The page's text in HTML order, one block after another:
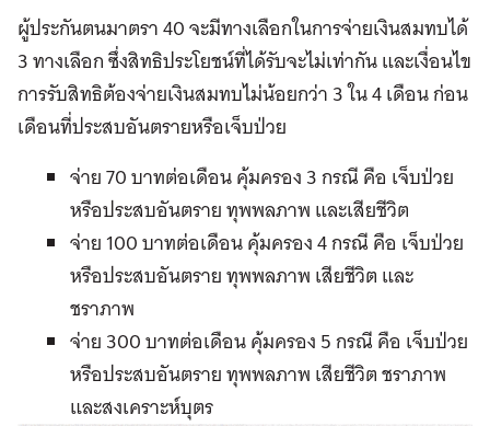
ผู้ประกันตนมาตรา 40 จะมีทางเลือกในการจ่ายเงินสมทบได้
3 ทางเลือก ซึ่งสิทธิประโยชน์ที่ได้รับจะไม่เท่ากัน และเงื่อนไข
การรับสิทธิต้องจ่ายเงินสมทบไม่น้อยกว่า 3 ใน 4 เดือน ก่อน
เดือนที่ประสบอันตรายหรือเจ็บป่วย
จ่าย 70 บาทต่อเดือน คุ้มครอง 3 กรณี คือ เจ็บป่วย
หรือประสบอันตราย ทุพพลภาพ และเสียชีวิต
จ่าย 100 บาทต่อเดือน คุ้มครอง 4 กรณี คือ เจ็บป่วย
หรือประสบอันตราย ทุพพลภาพ เสียชีวิต และ
ชราภาพ
จ่าย 300 บาทต่อเดือน คุ้มครอง 5 กรณี คือ เจ็บป่วย
หรือประสบอันตราย ทุพพลภาพ เสียชีวิต ชราภาพ
และสงเคราะห์บุตร